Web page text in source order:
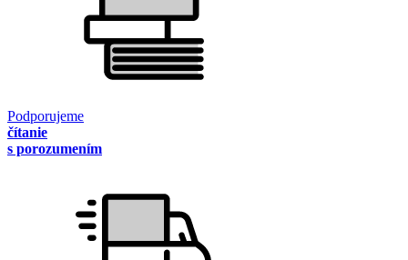
Podporujeme
čítanie
s porozumením